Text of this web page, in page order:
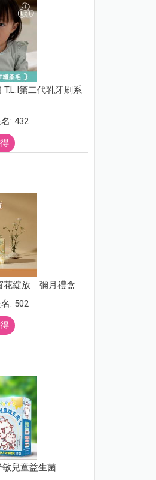
T.L.I第二代乳牙刷系
: 432
花綻放｜彌月禮盒
: 502
敏兒童益生菌